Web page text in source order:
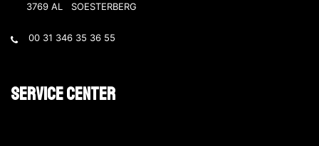
3769 AL SOESTERBERG
00 31 346 35 36 55
Service Center